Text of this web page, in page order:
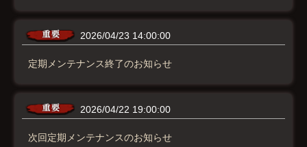
2026/04/23 14:00:00
定期メンテナンス終了のお知らせ
2026/04/22 19:00:00
次回定期メンテナンスのお知らせ